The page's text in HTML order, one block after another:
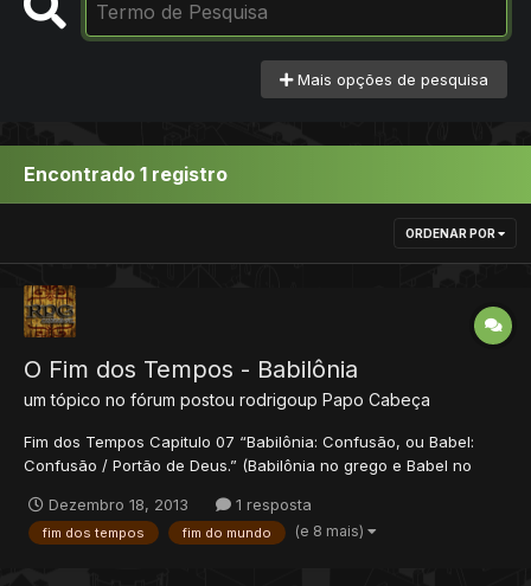
Mais opções de pesquisa
Encontrado 1 registro
ORDENAR POR
O Fim dos Tempos - Babilônia
um tópico no fórum postou rodrigoup Papo Cabeça
Fim dos Tempos Capitulo 07 “Babilônia: Confusão, ou Babel:
Confusão / Portão de Deus.” (Babilônia no grego e Babel no
estabelecerá ali o seu império, tomando a Europa, o norte da
África e parte do oriente médio. Provavelment...
Dezembro 18, 2013 1 resposta
fim dos tempos fim do mundo (e 8 mais)